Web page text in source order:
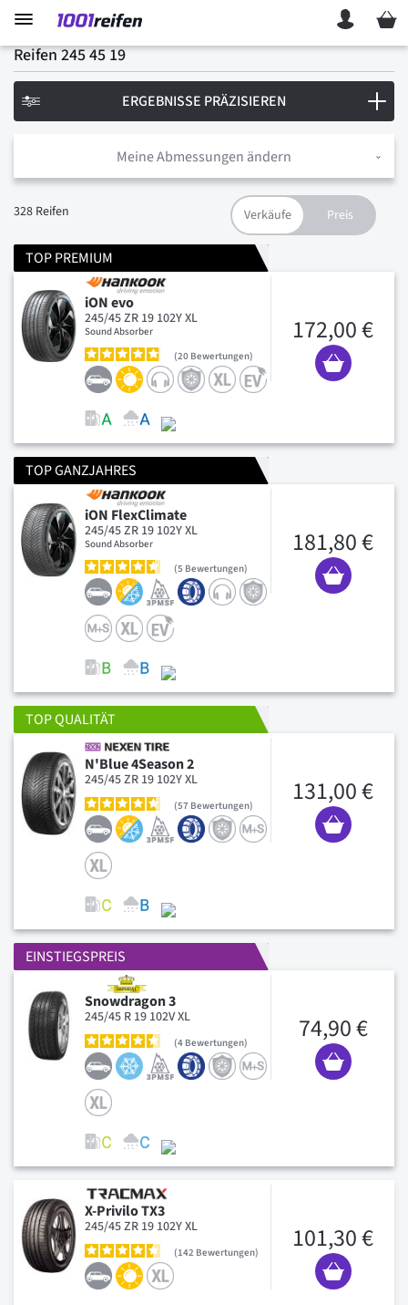
Mein
Reifen 245 45 19
Meine Abmessungen ändern
328 Reifen
TOP PREMIUM
iON evo
245/45 ZR 19 102Y XL
Sound Absorber
20 Bewertungen
172,00 €
TOP GANZJAHRES
iON FlexClimate
245/45 ZR 19 102Y XL
Sound Absorber
5 Bewertungen
181,80 €
TOP QUALITÄT
N'Blue 4Season 2
245/45 ZR 19 102Y XL
57 Bewertungen 131,00 €
EINSTIEGSPREIS
Snowdragon 3
245/45 R 19 102V XL
4 Bewertungen 74,90 €
X-Privilo TX3
245/45 ZR 19 102Y XL
142 Bewertungen 101,30 €
ERGEBNISSE PRÄZISIEREN